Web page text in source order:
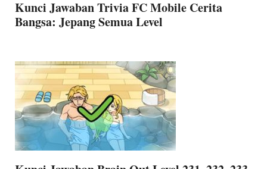
Kunci Jawaban Trivia FC Mobile Cerita
Bangsa: Jepang Semua Level